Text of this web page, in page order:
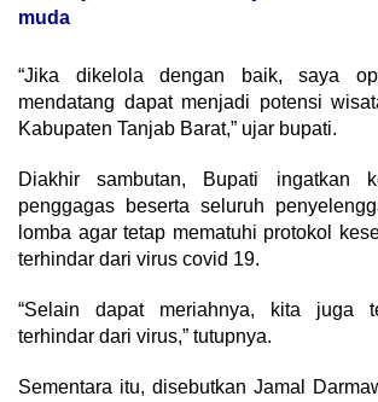
muda
“Jika dikelola dengan baik, saya
mendatang dapat menjadi potensi
Kabupaten Tanjab Barat,” ujar bupati.
Diakhir sambutan, Bupati ingatkan
penggagas beserta seluruh
lomba agar tetap mematuhi protokol
terhindar dari virus covid 19.
“Selain dapat meriahnya, kita juga
terhindar dari virus,” tutupnya.
Sementara itu, disebutkan Jamal